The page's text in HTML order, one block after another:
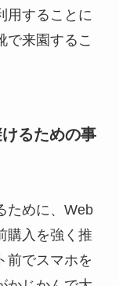
用することに
で来園するこ
るための事
ために、Web
購入を強く推
前でスマホを